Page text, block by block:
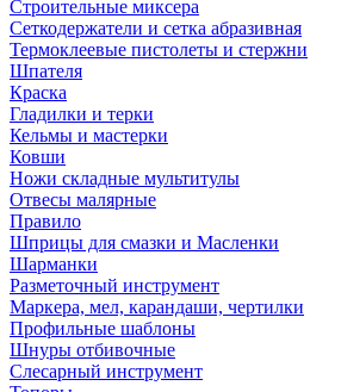
Строительные миксера
Сеткодержатели и сетка абразивная
Термоклеевые пистолеты и стержни
Шпателя
Краска
Гладилки и терки
Кельмы и мастерки
Ковши
Ножи складные мультитулы
Отвесы малярные
Правило
Шприцы для смазки и Масленки
Шарманки
Разметочный инструмент
Маркера, мел, карандаши, чертилки
Профильные шаблоны
Шнуры отбивочные
Слесарный инструмент